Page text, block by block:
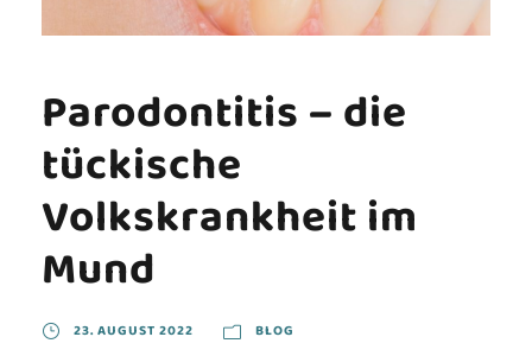
Parodontitis – die
tückische
Volkskrankheit im
Mund
23. AUGUST 2022 BLOG